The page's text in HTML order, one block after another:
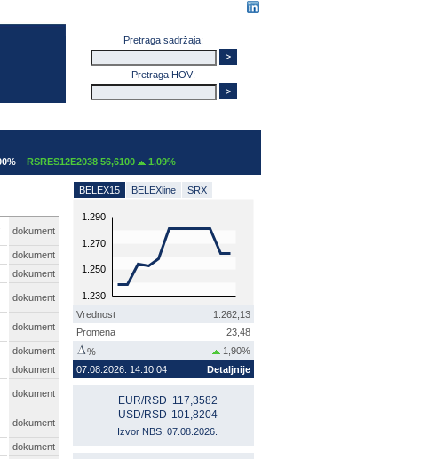
Pretraga sadržaja:
Pretraga HOV:
RSRES12E2038 56,6100 1,09%
dokument
dokument
dokument
dokument
dokument
dokument
dokument
dokument
dokument
dokument
BELEX15 BELEXline SRX
1.230
1.250
1.270
1.290
Vrednost
1.262,13
Promena
23,48
%
1,90%
07.08.2026. 14:10:04
Detaljnije
EUR/RSD 117,3582
USD/RSD 101,8204
Izvor NBS, 07.08.2026.